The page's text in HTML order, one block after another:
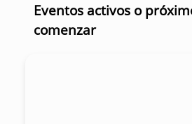
Eventos activos o
comenzar